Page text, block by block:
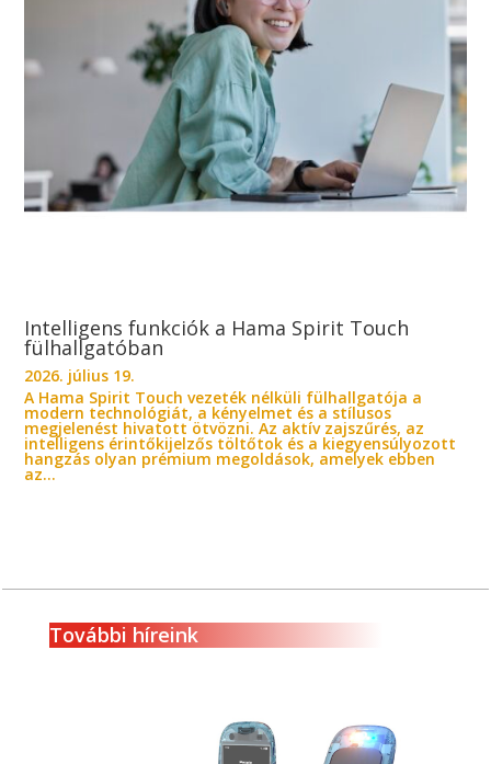
Intelligens funkciók a Hama Spirit Touch
fülhallgatóban
2026. július 19.
A Hama Spirit Touch vezeték nélküli fülhallgatója a
modern technológiát, a kényelmet és a stílusos
megjelenést hivatott ötvözni. Az aktív zajszűrés, az
intelligens érintőkijelzős töltőtok és a kiegyensúlyozott
hangzás olyan prémium megoldások, amelyek ebben
az...
További híreink